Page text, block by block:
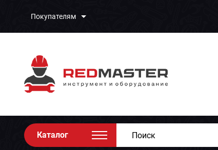
Покупателям
Каталог